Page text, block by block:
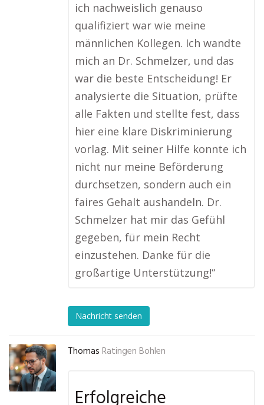
ich nachweislich genauso
qualifiziert war wie meine
männlichen Kollegen. Ich wandte
mich an Dr. Schmelzer, und das
war die beste Entscheidung! Er
analysierte die Situation, prüfte
alle Fakten und stellte fest, dass
hier eine klare Diskriminierung
vorlag. Mit seiner Hilfe konnte ich
nicht nur meine Beförderung
durchsetzen, sondern auch ein
faires Gehalt aushandeln. Dr.
Schmelzer hat mir das Gefühl
gegeben, für mein Recht
einzustehen. Danke für die
großartige Unterstützung!“
Nachricht senden
Thomas Ratingen Bohlen
Erfolgreiche